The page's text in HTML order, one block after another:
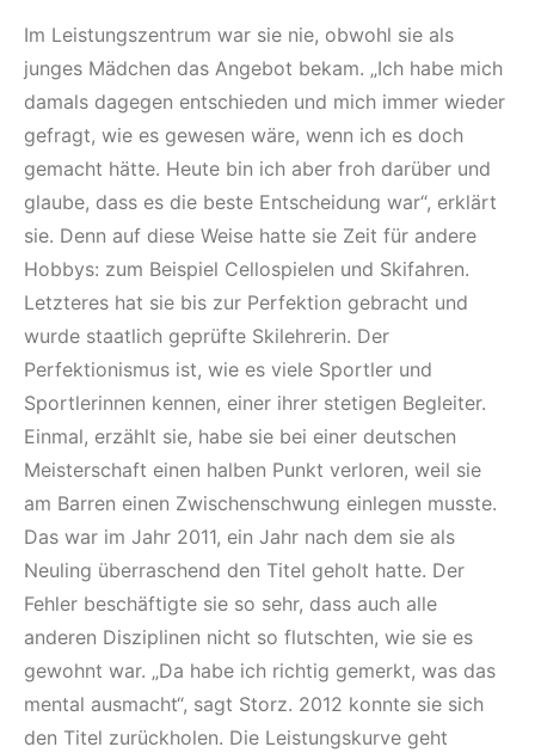
Im Leistungszentrum war sie nie, obwohl sie als
junges Mädchen das Angebot bekam. „Ich habe mich
damals dagegen entschieden und mich immer wieder
gefragt, wie es gewesen wäre, wenn ich es doch
gemacht hätte. Heute bin ich aber froh darüber und
glaube, dass es die beste Entscheidung war“, erklärt
sie. Denn auf diese Weise hatte sie Zeit für andere
Hobbys: zum Beispiel Cellospielen und Skifahren.
Letzteres hat sie bis zur Perfektion gebracht und
wurde staatlich geprüfte Skilehrerin. Der
Perfektionismus ist, wie es viele Sportler und
Sportlerinnen kennen, einer ihrer stetigen Begleiter.
Einmal, erzählt sie, habe sie bei einer deutschen
Meisterschaft einen halben Punkt verloren, weil sie
am Barren einen Zwischenschwung einlegen musste.
Das war im Jahr 2011, ein Jahr nach dem sie als
Neuling überraschend den Titel geholt hatte. Der
Fehler beschäftigte sie so sehr, dass auch alle
anderen Disziplinen nicht so flutschten, wie sie es
gewohnt war. „Da habe ich richtig gemerkt, was das
mental ausmacht“, sagt Storz. 2012 konnte sie sich
den Titel zurückholen. Die Leistungskurve geht